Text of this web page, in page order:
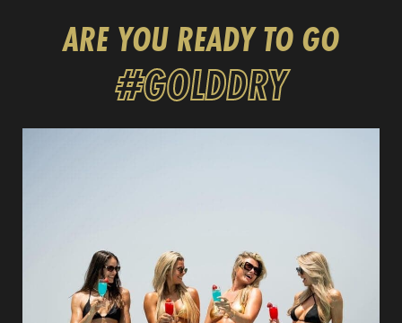
ARE YOU READY TO GO
#GOLDDRY